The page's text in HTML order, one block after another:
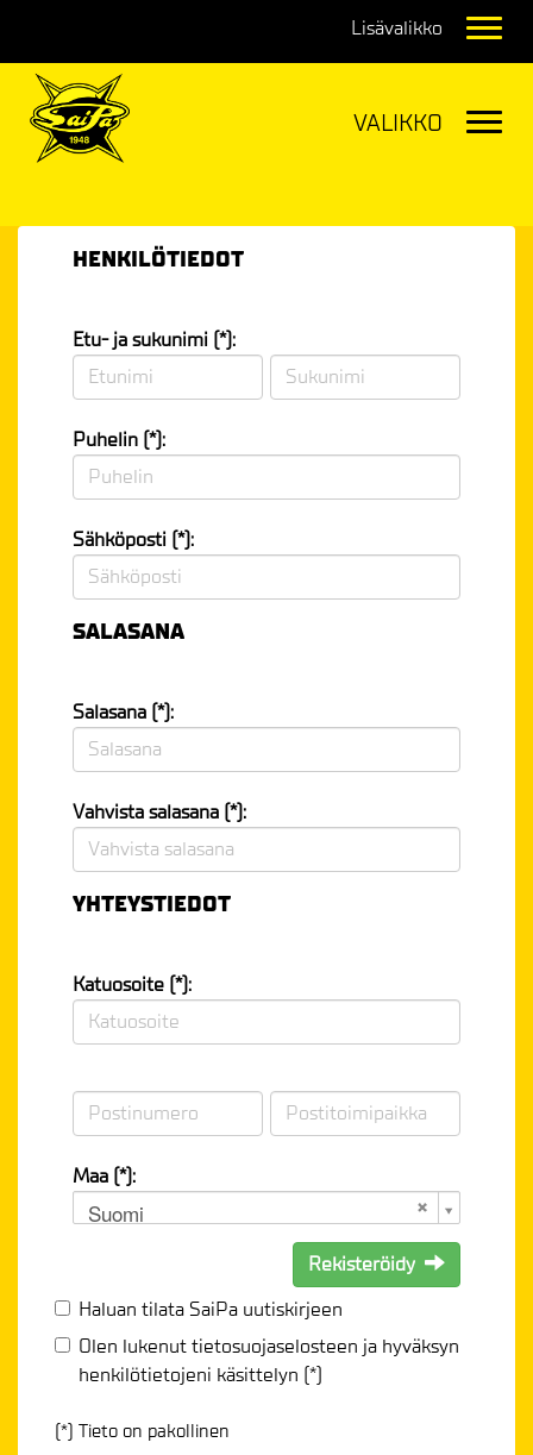
HENKILÖTIEDOT
Etu- ja sukunimi (*):
Puhelin (*):
Sähköposti (*):
SALASANA
Salasana (*):
Vahvista salasana (*):
YHTEYSTIEDOT
Katuosoite (*):
Maa (*):
Suomi
Rekisteröidy
Haluan tilata SaiPa uutiskirjeen
Olen lukenuttietosuojaselosteen ja hyväksyn
henkilötietojeni käsittelyn (*)
(*) Tieto on pakollinen